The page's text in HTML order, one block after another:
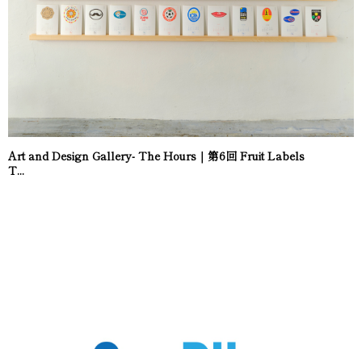
Art and Design Gallery- The Hours｜第6回 Fruit Labels
T...